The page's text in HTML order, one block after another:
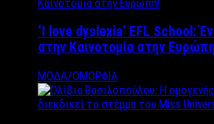
‘Ι love dyslexia’ EFL School:
στην Καινοτομία στην
ΜΟΔΑ/ΟΜΟΡΦΙΑ